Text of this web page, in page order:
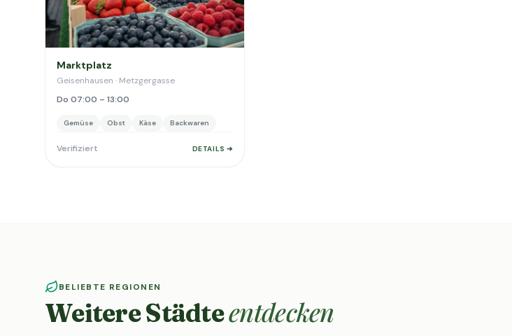
Marktplatz
Geisenhausen · Metzgergasse
Do 07:00 – 13:00
Gemüse Obst Käse Backwaren
Verifiziert DETAILS ➔
BELIEBTE REGIONEN
Weitere Städteentdecken